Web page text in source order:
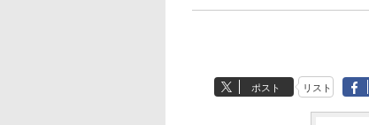
ポスト リスト